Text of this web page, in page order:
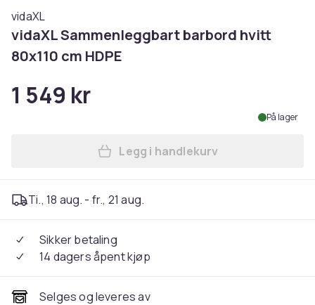
vidaXL
vidaXL Sammenleggbart barbord hvitt
80x110 cm HDPE
1 549 kr
På lager
Legg vidaXL
Legg i handlekurv
Ti., 18 aug. - fr., 21 aug.
Sikker betaling
14 dagers åpent kjøp
Selges og leveres av